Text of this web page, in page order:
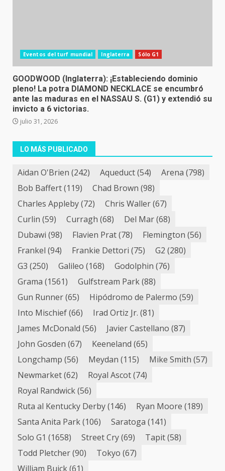
Eventos del turf mundial Inglaterra Sólo G1
GOODWOOD (Inglaterra): ¡Estableciendo dominio
pleno! La potra DIAMOND NECKLACE se encumbró
ante las maduras en el NASSAU S. (G1) y extendió su
invicto a 6 victorias.
julio 31, 2026
LO MÁS PUBLICADO
Aidan O'Brien (242) Aqueduct(54) Arena (798)
Bob Baffert(119) Chad Brown (98)
Charles Appleby(72) Chris Waller(67)
Curlin (59) Curragh (68) Del Mar(68)
Dubawi (98) Flavien Prat(78) Flemington (56)
Frankel (94) Frankie Dettori (75) G2 (280)
G3 (250) Galileo (168) Godolphin (76)
Grama (1561) Gulfstream Park(88)
Gun Runner(65) Hipódromo de Palermo (59)
Into Mischief(66) Irad Ortiz Jr. (81)
James McDonald (56) Javier Castellano (87)
John Gosden (67) Keeneland (65)
Longchamp (56) Meydan (115) Mike Smith (57)
Newmarket(62) Royal Ascot(74)
Royal Randwick(56)
Ruta al Kentucky Derby(146) Ryan Moore (189)
Santa Anita Park(106) Saratoga (141)
Solo G1 (1658) Street Cry(69) Tapit(58)
Todd Pletcher(90) Tokyo (67)
William Buick (61)